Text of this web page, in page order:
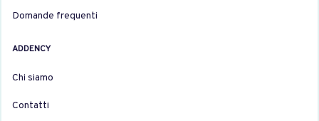
Domande frequenti
ADDENCY
Chi siamo
Contatti